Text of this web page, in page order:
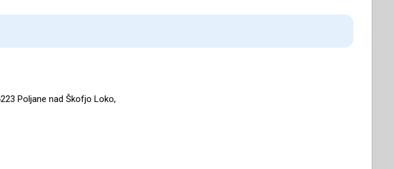
Poljane nad Škofjo Loko,